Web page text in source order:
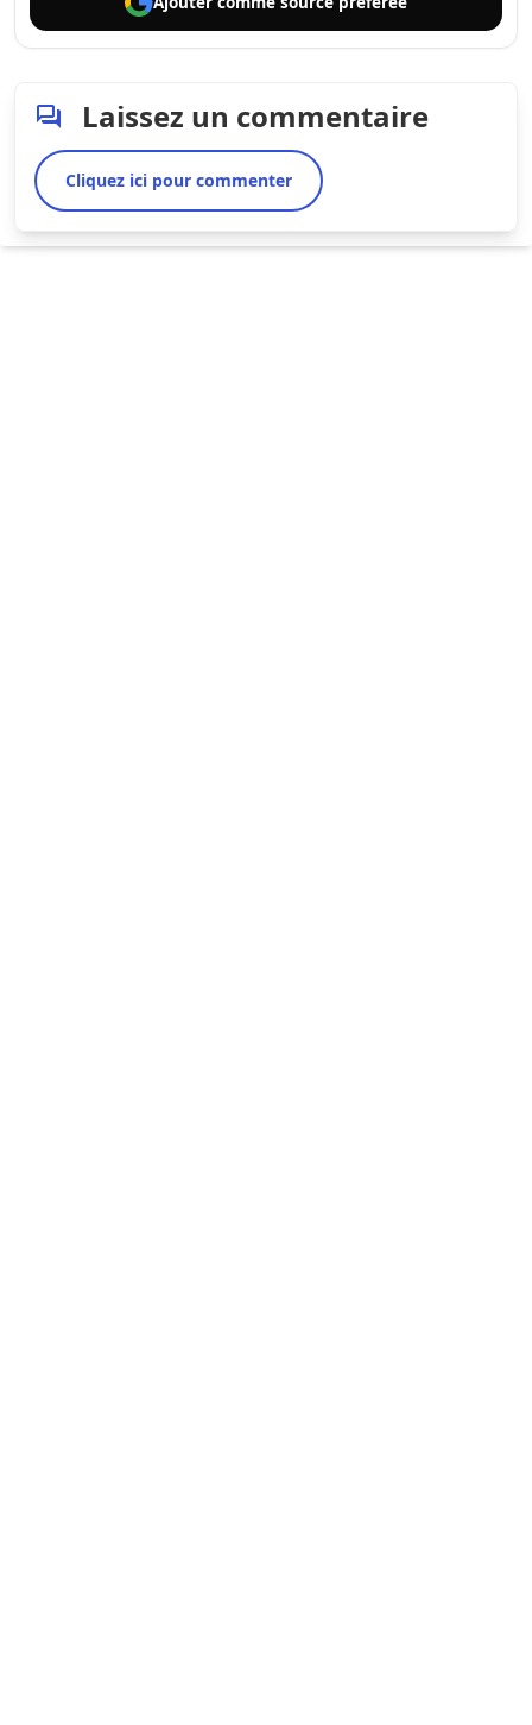
Laissez un commentaire
Cliquez ici pour commenter